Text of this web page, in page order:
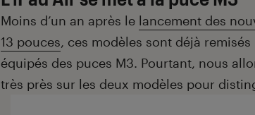
Moins d’un an après le lancement des
13 pouces, ces modèles sont déjà
équipés des puces M3. Pourtant, nous
très près sur les deux modèles pour